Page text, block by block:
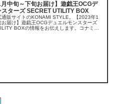
月中旬～下旬お届け】遊戯王OCGデ
スターズ SECRET UTILITY BOX
通販サイトのKONAMI STYLE。【2023年1
お届け】遊戯王OCGデュエルモンスターズ
BOXの情報をお伝えします。コナミス